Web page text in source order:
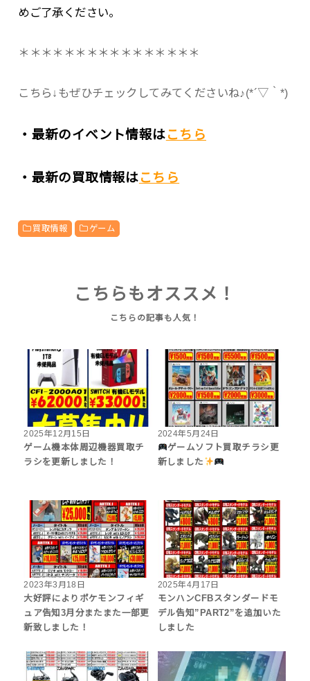
めご了承ください。
＊＊＊＊＊＊＊＊＊＊＊＊＊＊＊＊
こちら↓もぜひチェックしてみてくださいね♪(*´▽｀*)
・最新のイベント情報はこちら
・最新の買取情報はこちら
買取情報 ゲーム
こちらもオススメ！
2025年12月15日
‎ゲーム機本体周辺機器買取チ
ラシを更新しました！
2024年5月24日
ゲームソフト買取チラシ更
新しました
2023年3月18日
大好評によりポケモンフィギ
ュア告知3月分またまた一部更
新致しました！
2025年4月17日
モンハンCFBスタンダードモ
デル告知”PART2”を追加いた
しました